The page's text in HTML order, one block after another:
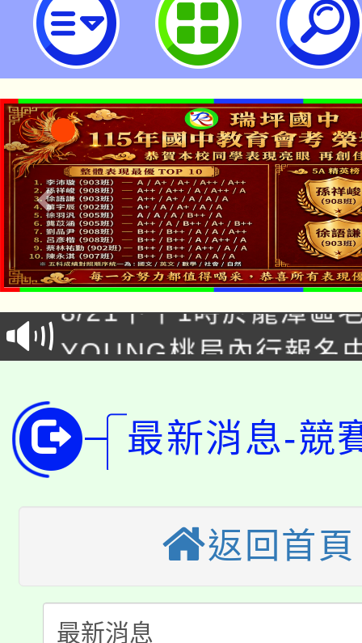
族譜設計比賽」活動辦理徵件，請
瑞坪國民中學
「本色祭」8/29、30在
8/21下午1時於龍潭區
徵才活動。
YOUNG桃局內行報名
開!
115年桃園市運動會8/
田徑場及游泳池舉行。
桃園市低收入戶享有免
視費優惠，中低收入戶
半價優惠，詳情可洽有
者。
大園自造教育及科技中
份教師增能研習
大溪自造教育及科技
份教師研習
淨零綠生活教案入校路
會
115年食農教育專業人
最新消息-競
返回首頁